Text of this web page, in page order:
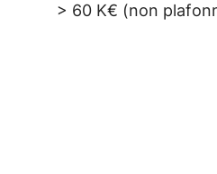
> 60 K€ (non